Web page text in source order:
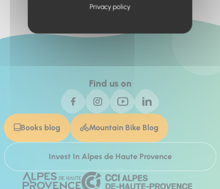
Find us on
Books blog Mountain Bike Blog
Invest In Alpes de Haute Provence
Privacy policy